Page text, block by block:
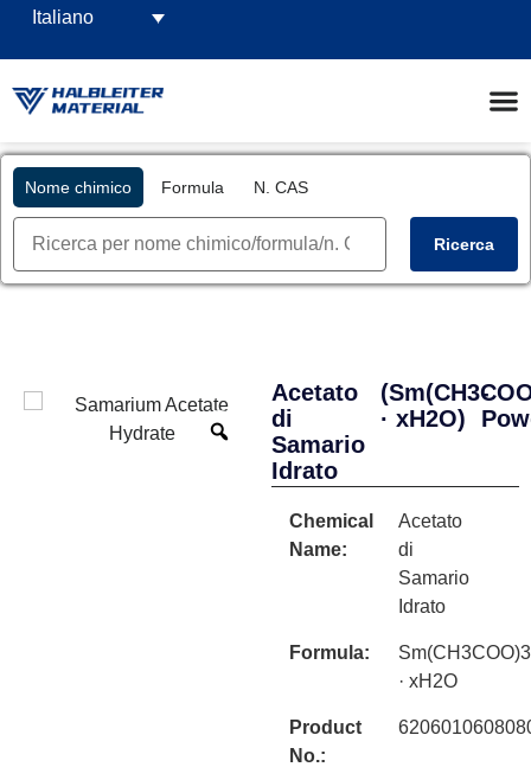
Italiano
Nome chimico Formula N. CAS
Ricerca
Acetato
di
Samario
Idrato
· xH2O)
-
Chemical
Name:
Acetato
di
Samario
Idrato
Formula:
Sm(CH3COO)3
· xH2O
Product
No.: